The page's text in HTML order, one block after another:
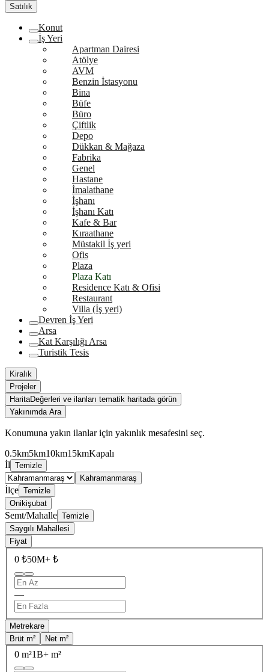
Satılık
Konut
İş Yeri
Apartman Dairesi
Atölye
AVM
Benzin İstasyonu
Bina
Büfe
Büro
Çiftlik
Depo
Dükkan & Mağaza
Fabrika
Genel
Hastane
İmalathane
İşhanı
İşhanı Katı
Kafe & Bar
Kıraathane
Müstakil İş yeri
Ofis
Plaza
Plaza Katı
Residence Katı & Ofisi
Restaurant
Villa (İş yeri)
Devren İş Yeri
Arsa
Kat Karşılığı Arsa
Turistik Tesis
Kiralık
Projeler
HaritaDeğerleri ve ilanları tematik haritada görün
Yakınımda Ara
Konumuna yakın ilanlar için yakınlık mesafesini seç.
0.5km5km10km15kmKapalı
İl Temizle
Kahramanmaraş
İlçe Temizle
Onikişubat
Semt/Mahalle Temizle
Saygılı Mahallesi
Fiyat
0 ₺50M+ ₺
—
Metrekare
Brüt m²
Net m²
0 m²1B+ m²